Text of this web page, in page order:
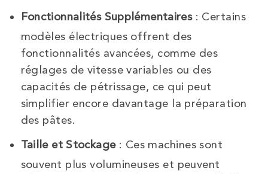
Fonctionnalités Supplémentaires: Certains
modèles électriques offrent des
fonctionnalités avancées, comme des
réglages de vitesse variables ou des
capacités de pétrissage, ce qui peut
simplifier encore davantage la préparation
des pâtes.
Taille et Stockage: Ces machines sont
souvent plus volumineuses et peuvent